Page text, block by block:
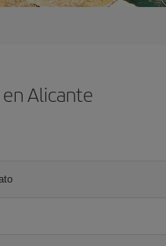
Alicante